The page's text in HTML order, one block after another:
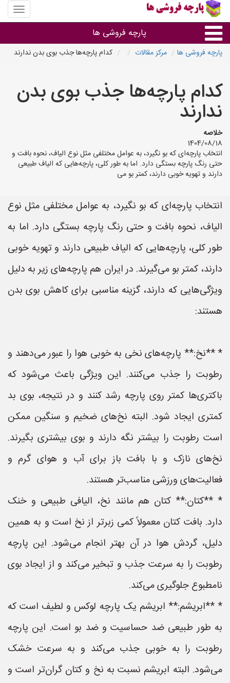
منوی
سایت
فروشی
ها
پارچه فروشی ها
پارچه براساس رنگ طرح و کاربرد
پارچه فروشی ها مرکز مقالات کدام پارچه‌ها جذب بوی بدن ندارند
کدام پارچه‌ها جذب بوی بدن
ندارند
خلاصه
1404/08/18
انتخاب پارچه‌ای که بو نگیرد، به عوامل مختلفی مثل نوع الیاف، نحوه بافت و
حتی رنگ پارچه بستگی دارد. اما به طور کلی، پارچه‌هایی که الیاف طبیعی
دارند و تهویه خوبی دارند، کمتر بو می
انتخاب پارچه‌ای که بو نگیرد، به عوامل مختلفی مثل نوع
الیاف، نحوه بافت و حتی رنگ پارچه بستگی دارد. اما به
طور کلی، پارچه‌هایی که الیاف طبیعی دارند و تهویه خوبی
دارند، کمتر بو می‌گیرند. در ایران هم پارچه‌های زیر به دلیل
ویژگی‌هایی که دارند، گزینه مناسبی برای کاهش بوی بدن
هستند:
* **نخ:** پارچه‌های نخی به خوبی هوا را عبور می‌دهند و
رطوبت را جذب می‌کنند. این ویژگی باعث می‌شود که
باکتری‌ها کمتر روی پارچه رشد کنند و در نتیجه، بوی بد
کمتری ایجاد شود. البته نخ‌های ضخیم و سنگین ممکن
است رطوبت را بیشتر نگه دارند و بوی بیشتری بگیرند.
نخ‌های نازک و با بافت باز برای آب و هوای گرم و
فعالیت‌های ورزشی مناسب‌تر هستند.
* **کتان:** کتان هم مانند نخ، الیافی طبیعی و خنک
دارد. بافت کتان معمولاً کمی زبرتر از نخ است و به همین
دلیل، گردش هوا در آن بهتر انجام می‌شود. این پارچه
رطوبت را به سرعت جذب و تبخیر می‌کند و از ایجاد بوی
نامطبوع جلوگیری می‌کند.
* **ابریشم:** ابریشم یک پارچه لوکس و لطیف است که
به طور طبیعی ضد حساسیت و ضد بو است. این پارچه
رطوبت را به خوبی جذب می‌کند و به سرعت خشک
می‌شود. البته ابریشم نسبت به نخ و کتان گران‌تر است و